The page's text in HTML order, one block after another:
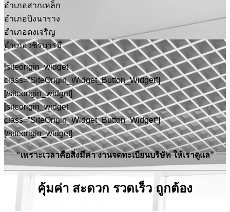
อำเภอสากเหล็ก
อำเภอบึงนาราง
อำเภอดงเจริญ
อำเภอวชิรบารมี
[siteorigin_widget
class=”SiteOrigin_Widget_Button_Widget”]
[/siteorigin_widget]
[siteorigin_widget
class=”SiteOrigin_Widget_Button_Widget”]
[/siteorigin_widget]
“เพราะเวลาคือสิ่งมีค่า งานจดทะเบียนบริษัท ให้เราดูแล”
คุ้มค่า สะดวก รวดเร็ว ถูกต้อง